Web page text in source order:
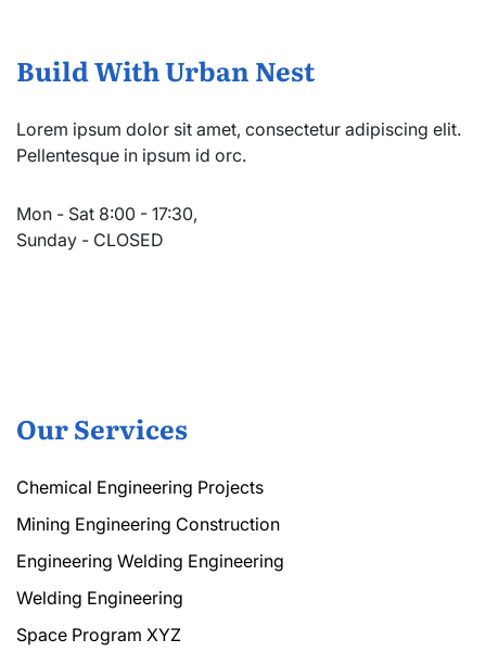
Build With Urban Nest
Lorem ipsum dolor sit amet, consectetur adipiscing elit.
Pellentesque in ipsum id orc.
Mon - Sat 8:00 - 17:30,
Sunday - CLOSED
Our Services
Chemical Engineering Projects
Mining Engineering Construction
Engineering Welding Engineering
Welding Engineering
Space Program XYZ